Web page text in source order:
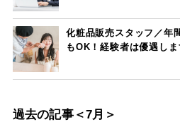
化粧品販売スタッフ／年
もOK！経験者は優遇し
過去の記事＜7月＞